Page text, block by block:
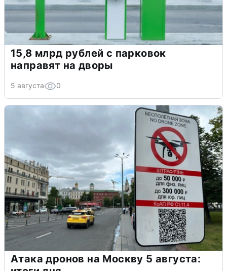
15,8 млрд рублей с парковок
направят на дворы
5 августа 0
Атака дронов на Москву 5 августа: